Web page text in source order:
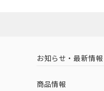
中国 RoHS 注意事
お知らせ・最新情報
商品情報